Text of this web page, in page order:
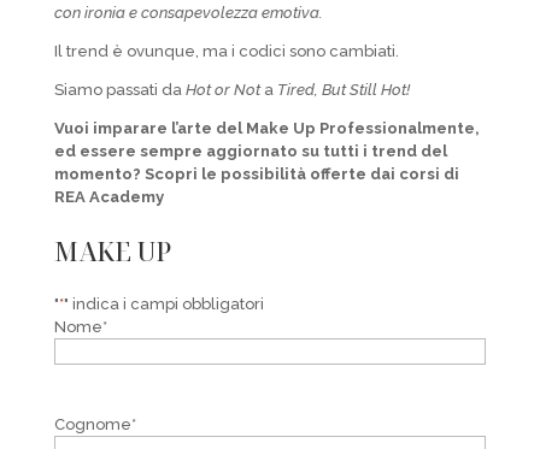
con ironia e consapevolezza emotiva.
Il trend è ovunque, ma i codici sono cambiati.
Siamo passati da Hot or Nota Tired, But Still Hot!
Vuoi imparare l’arte del Make Up Professionalmente,
ed essere sempre aggiornato su tutti i trend del
momento? Scopri le possibilità offerte dai corsi di
REA Academy
MAKE UP
"*" indica i campi obbligatori
Nome*
Cognome*